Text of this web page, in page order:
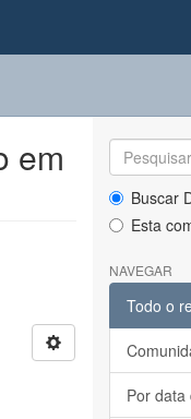
em
Buscar
Esta
NAVEGAR
Todo o
Por data